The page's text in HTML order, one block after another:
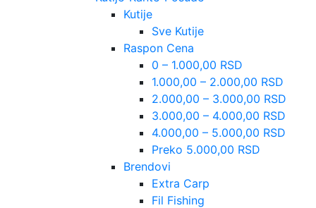
Kutije
Sve Kutije
Raspon Cena
0 – 1.000,00 RSD
1.000,00 – 2.000,00 RSD
2.000,00 – 3.000,00 RSD
3.000,00 – 4.000,00 RSD
4.000,00 – 5.000,00 RSD
Preko 5.000,00 RSD
Brendovi
Extra Carp
Fil Fishing